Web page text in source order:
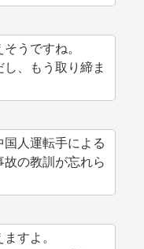
うですね。
、もう取り締ま
人運転手による
の教訓が忘れら
すよ。